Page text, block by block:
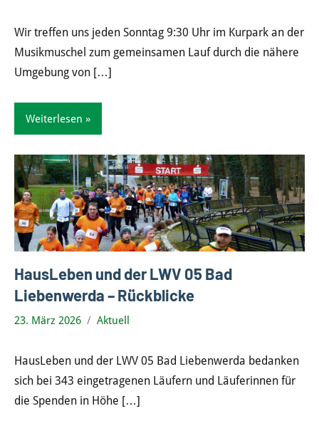
Wir treffen uns jeden Sonntag 9:30 Uhr im Kurpark an der
Musikmuschel zum gemeinsamen Lauf durch die nähere
Umgebung von […]
Weiterlesen
HausLeben und der LWV 05 Bad
Liebenwerda – Rückblicke
23. März 2026 Aktuell
HausLeben und der LWV 05 Bad Liebenwerda bedanken
sich bei 343 eingetragenen Läufern und Läuferinnen für
die Spenden in Höhe […]